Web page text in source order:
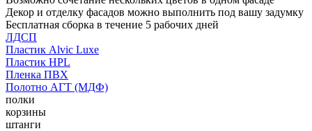
Декор и отделку фасадов можно выполнить под вашу задумку
Бесплатная сборка в течение 5 рабочих дней
ЛДСП
Пластик Alvic Luxe
Пластик HPL
Пленка ПВХ
Полотно АГТ (МДФ)
полки
корзины
штанги